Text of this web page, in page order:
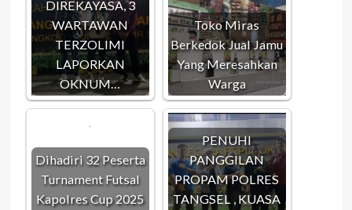
DIREKAYASA, 3
WARTAWAN
TERZOLIMI
LAPORKAN
OKNUM…
Toko Miras
Berkedok Jual Jamu
Yang Meresahkan
Warga
Dihadiri 32 Peserta
Turnament Futsal
Kapolres Cup 2025
PENUHI
PANGGILAN
PROPAM POLRES
TANGSEL , KUASA